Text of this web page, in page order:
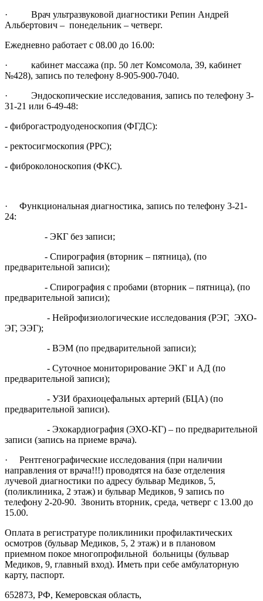
· Врач ультразвуковой диагностики Репин Андрей
Альбертович – понедельник – четверг.
Ежедневно работает с 08.00 до 16.00:
· кабинет массажа (пр. 50 лет Комсомола, 39, кабинет
№428), запись по телефону 8-905-900-7040.
· Эндоскопические исследования, запись по телефону 3-
31-21 или 6-49-48:
- фиброгастродуоденоскопия (ФГДС):
- ректосигмоскопия (РРС);
- фиброколоноскопия (ФКС).
· Функциональная диагностика, запись по телефону 3-21-
24:
- ЭКГ без записи;
- Спирография (вторник – пятница), (по
предварительной записи);
- Спирография с пробами (вторник – пятница), (по
предварительной записи);
- Нейрофизиологические исследования (РЭГ, ЭХО-
ЭГ, ЭЭГ);
- ВЭМ (по предварительной записи);
- Суточное мониторирование ЭКГ и АД (по
предварительной записи);
- УЗИ брахиоцефальных артерий (БЦА) (по
предварительной записи).
- Эхокардиография (ЭХО-КГ) – по предварительной
записи (запись на приеме врача).
· Рентгенографические исследования (при наличии
направления от врача!!!) проводятся на базе отделения
лучевой диагностики по адресу бульвар Медиков, 5,
(поликлиника, 2 этаж) и бульвар Медиков, 9 запись по
телефону 2-20-90. Звонить вторник, среда, четверг с 13.00 до
15.00.
Оплата в регистратуре поликлиники профилактических
осмотров (бульвар Медиков, 5, 2 этаж) и в плановом
приемном покое многопрофильной больницы (бульвар
Медиков, 9, главный вход). Иметь при себе амбулаторную
карту, паспорт.
652873, РФ, Кемеровская область,